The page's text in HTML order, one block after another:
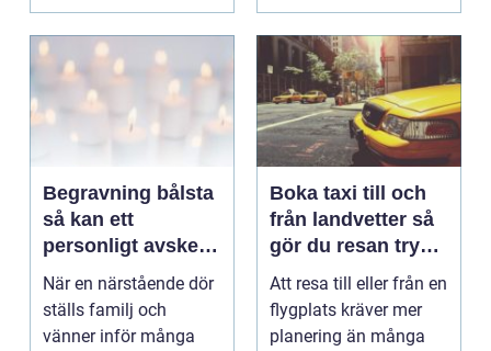
gäs...
Begravning bålsta
så kan ett
personligt avsked
formas
När en närstående dör
ställs familj och
vänner inför många
Boka taxi till och
från landvetter så
gör du resan trygg
och smidig
Att resa till eller från en
flygplats kräver mer
planering än många